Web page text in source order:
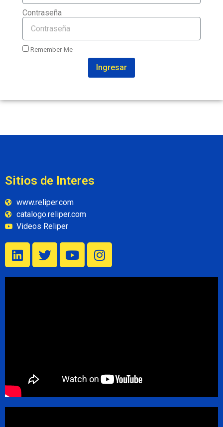
Contraseña
Remember Me
Ingresar
Sitios de Interes
www.reliper.com
catalogo.reliper.com
Videos Reliper